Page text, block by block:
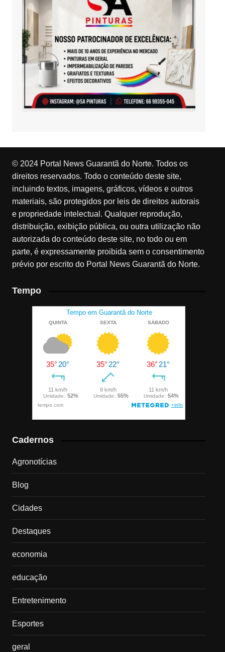
© 2024 Portal News Guarantã do Norte. Todos os
direitos reservados. Todo o conteúdo deste site,
incluindo textos, imagens, gráficos, vídeos e outros
materiais, são protegidos por leis de direitos autorais
e propriedade intelectual. Qualquer reprodução,
distribuição, exibição pública, ou outra utilização não
autorizada do conteúdo deste site, no todo ou em
parte, é expressamente proibida sem o consentimento
prévio por escrito do Portal News Guarantã do Norte.
Tempo
Cadernos
Agronotícias
Blog
Cidades
Destaques
economia
educação
Entretenimento
Esportes
geral